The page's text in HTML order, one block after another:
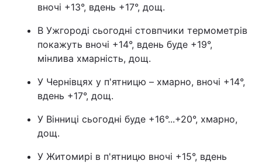
Послуги
вночі +13°, вдень +17°, дощ.
В Ужгороді сьогодні стовпчики термометрів
покажуть вночі +14°, вдень буде +19°,
мінлива хмарність, дощ.
У Чернівцях у п'ятницю – хмарно, вночі +14°,
вдень +17°, дощ.
У Вінниці сьогодні буде +16°...+20°, хмарно,
дощ.
У Житомирі в п'ятницю вночі +15°, вдень